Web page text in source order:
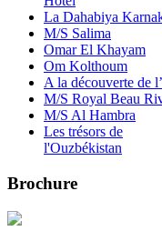
La Dahabiya
M/S Salima
Omar El Khayam
Om Kolthoum
A la découverte de
M/S Royal Beau
M/S Al Hambra
Les trésors de
l'Ouzbékistan
Brochure